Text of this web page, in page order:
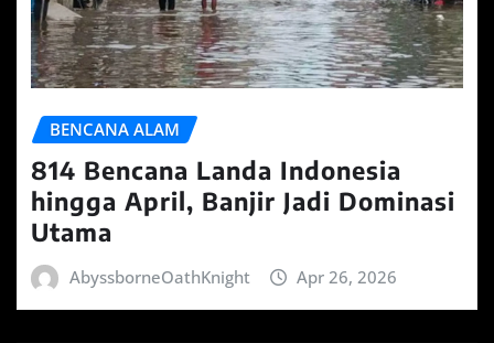
BENCANA ALAM
814 Bencana Landa Indonesia
hingga April, Banjir Jadi Dominasi
Utama
AbyssborneOathKnight Apr 26, 2026